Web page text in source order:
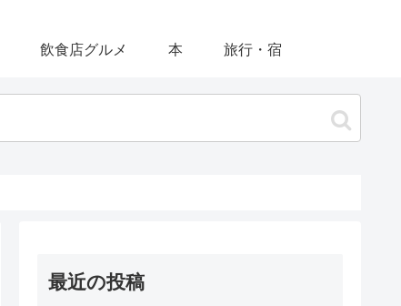
飲食店グルメ 本 旅行・宿
最近の投稿